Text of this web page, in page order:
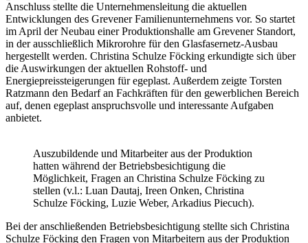
Anschluss stellte die Unternehmensleitung die aktuellen
Entwicklungen des Grevener Familienunternehmens vor. So startet
im April der Neubau einer Produktionshalle am Grevener Standort,
in der ausschließlich Mikrorohre für den Glasfasernetz-Ausbau
hergestellt werden. Christina Schulze Föcking erkundigte sich über
die Auswirkungen der aktuellen Rohstoff- und
Energiepreissteigerungen für egeplast. Außerdem zeigte Torsten
Ratzmann den Bedarf an Fachkräften für den gewerblichen Bereich
auf, denen egeplast anspruchsvolle und interessante Aufgaben
anbietet.
Auszubildende und Mitarbeiter aus der Produktion
hatten während der Betriebsbesichtigung die
Möglichkeit, Fragen an Christina Schulze Föcking zu
stellen (v.l.: Luan Dautaj, Ireen Onken, Christina
Schulze Föcking, Luzie Weber, Arkadius Piecuch).
Bei der anschließenden Betriebsbesichtigung stellte sich Christina
Schulze Föcking den Fragen von Mitarbeitern aus der Produktion